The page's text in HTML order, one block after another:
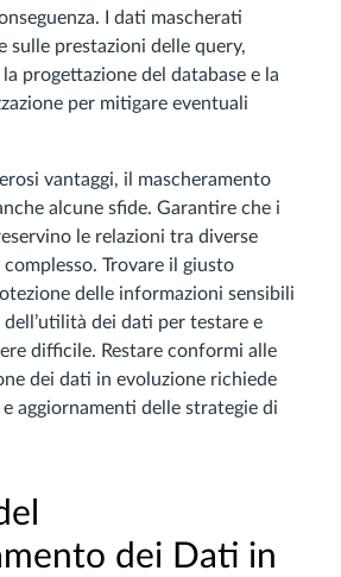
I dati mascherati
sulle prestazioni delle query,
progettazione del database e la
per mitigare eventuali
vantaggi, il mascheramento
alcune sfide. Garantire che i
le relazioni tra diverse
Trovare il giusto
delle informazioni sensibili
dei dati per testare e
difficile. Restare conformi alle
dei dati in evoluzione richiede
aggiornamenti delle strategie di
dei Dati in